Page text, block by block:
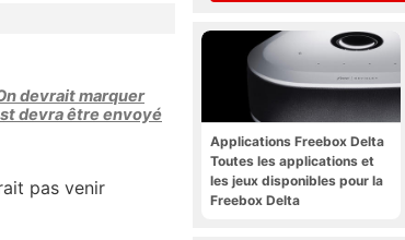
devrait marquer
devra être envoyé
pas venir
Applications Freebox Delta
Toutes les applications et
les jeux disponibles pour la
Freebox Delta